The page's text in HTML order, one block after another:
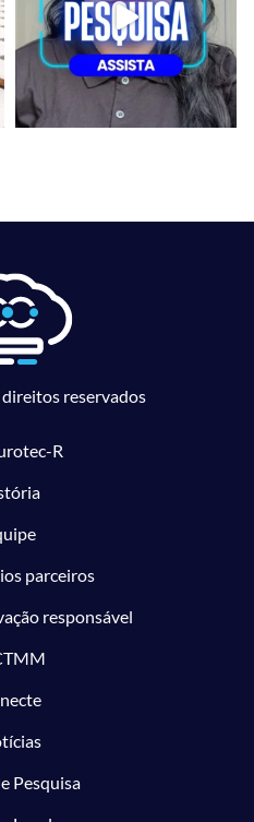
reservados
R
parceiros
responsável
Pesquisa